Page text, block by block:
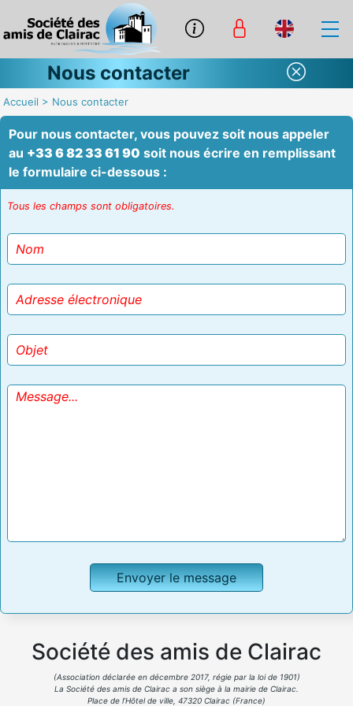
Nous contacter
Accueil > Nous contacter
Pour nous contacter, vous pouvez soit nous appeler
au +33 6 82 33 61 90 soit nous écrire en remplissant
le formulaire ci-dessous :
Tous les champs sont obligatoires.
Société des amis de Clairac
(Association déclarée en décembre 2017, régie par la loi de 1901)
La Société des amis de Clairac a son siège à la mairie de Clairac.
Place de l’Hôtel de ville, 47320 Clairac (France)